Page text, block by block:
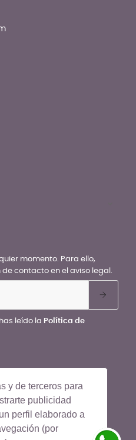
y de terceros para
publicidad
perfil elaborado a
(por
momento. Para ello,
contacto en el aviso legal.
leído la Política de
los derechos reservados